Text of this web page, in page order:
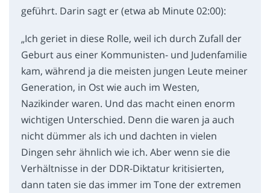
geführt. Darin sagt er (etwa ab Minute 02:00):
„Ich geriet in diese Rolle, weil ich durch Zufall der
Geburt aus einer Kommunisten- und Judenfamilie
kam, während ja die meisten jungen Leute meiner
Generation, in Ost wie auch im Westen,
Nazikinder waren. Und das macht einen enorm
wichtigen Unterschied. Denn die waren ja auch
nicht dümmer als ich und dachten in vielen
Dingen sehr ähnlich wie ich. Aber wenn sie die
Verhältnisse in der DDR-Diktatur kritisierten,
dann taten sie das immer im Tone der extremen